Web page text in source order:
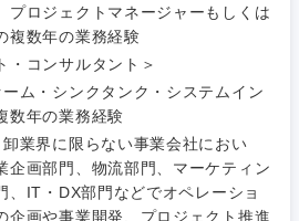
プロジェクトマネージャーもしくは
複数年の業務経験
・コンサルタント＞
ム・シンクタンク・システムイン
数年の業務経験
業界に限らない事業会社におい
企画部門、物流部門、マーケティン
、IT・DX部門などでオペレーショ
企画や事業開発、プロジェクト推進
ーシング
埼玉県
東京都